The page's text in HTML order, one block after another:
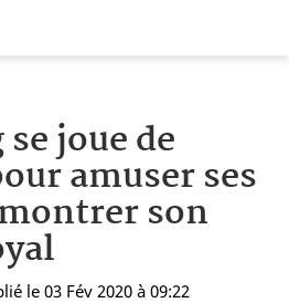
joue de
amuser ses
son
le 03 Fév 2020 à 09:22